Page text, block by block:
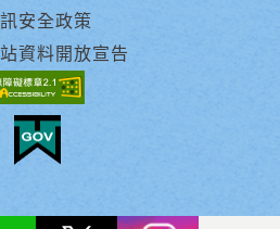
安全政策
資料開放宣告